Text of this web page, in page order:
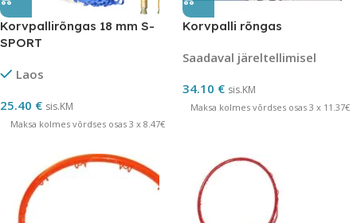
Korvpallirõngas 18 mm S-
SPORT
Laos
25.40 € sis.KM
Maksa kolmes võrdses osas 3 x 8.47€
Korvpalli rõngas
Saadaval järeltellimisel
34.10 € sis.KM
Maksa kolmes võrdses osas 3 x 11.37€